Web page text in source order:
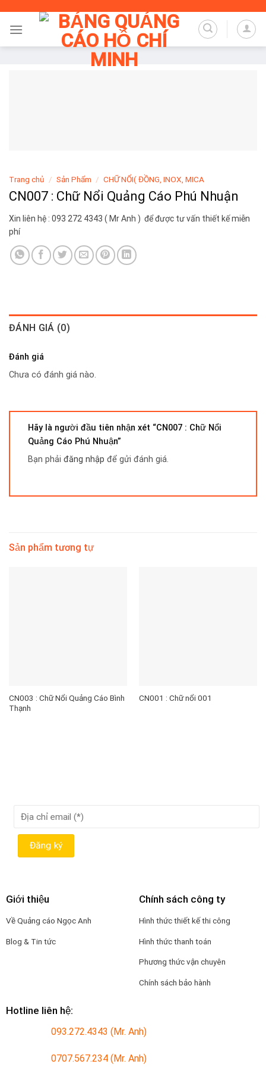
content
Trang chủ / Sản Phẩm / CHỮ NỔI( ĐỒNG, INOX, MICA
CN007 : Chữ Nổi Quảng Cáo Phú Nhuận
Xin liên hệ : 093 272 4343 ( Mr Anh ) để được tư vấn thiết kế miễn
phí
ĐÁNH GIÁ (0)
Đánh giá
Chưa có đánh giá nào.
Hãy là người đầu tiên nhận xét “CN007 : Chữ Nổi
Quảng Cáo Phú Nhuận”
Bạn phải đăng nhập để gửi đánh giá.
Sản phẩm tương tự
CN003 : Chữ Nổi Quảng Cáo Bình
Thạnh
CN001 : Chữ nổi 001
Giới thiệu
Về Quảng cáo Ngọc Anh
Blog & Tin tức
Chính sách công ty
Hình thức thiết kế thi công
Hình thức thanh toán
Phương thức vận chuyên
Chính sách bảo hành
Hotline liên hệ:
093.272.4343 (Mr. Anh)
0707.567.234 (Mr. Anh)